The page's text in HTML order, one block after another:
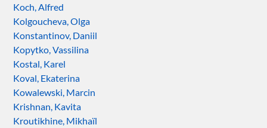
Koch, Alfred
Kolgoucheva, Olga
Konstantinov, Daniil
Kopytko, Vassilina
Kostal, Karel
Koval, Ekaterina
Kowalewski, Marcin
Krishnan, Kavita
Kroutikhine, Mikhaïl